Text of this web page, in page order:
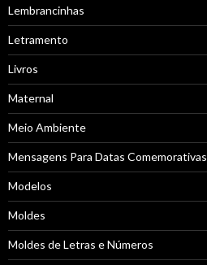
Lembrancinhas
Letramento
Livros
Maternal
Meio Ambiente
Mensagens Para Datas Comemorativas
Modelos
Moldes
Moldes de Letras e Números